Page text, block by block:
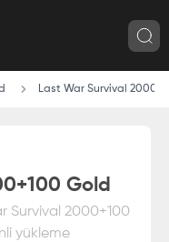
Last War Survival
Gold
Survival 2000+100
yükleme